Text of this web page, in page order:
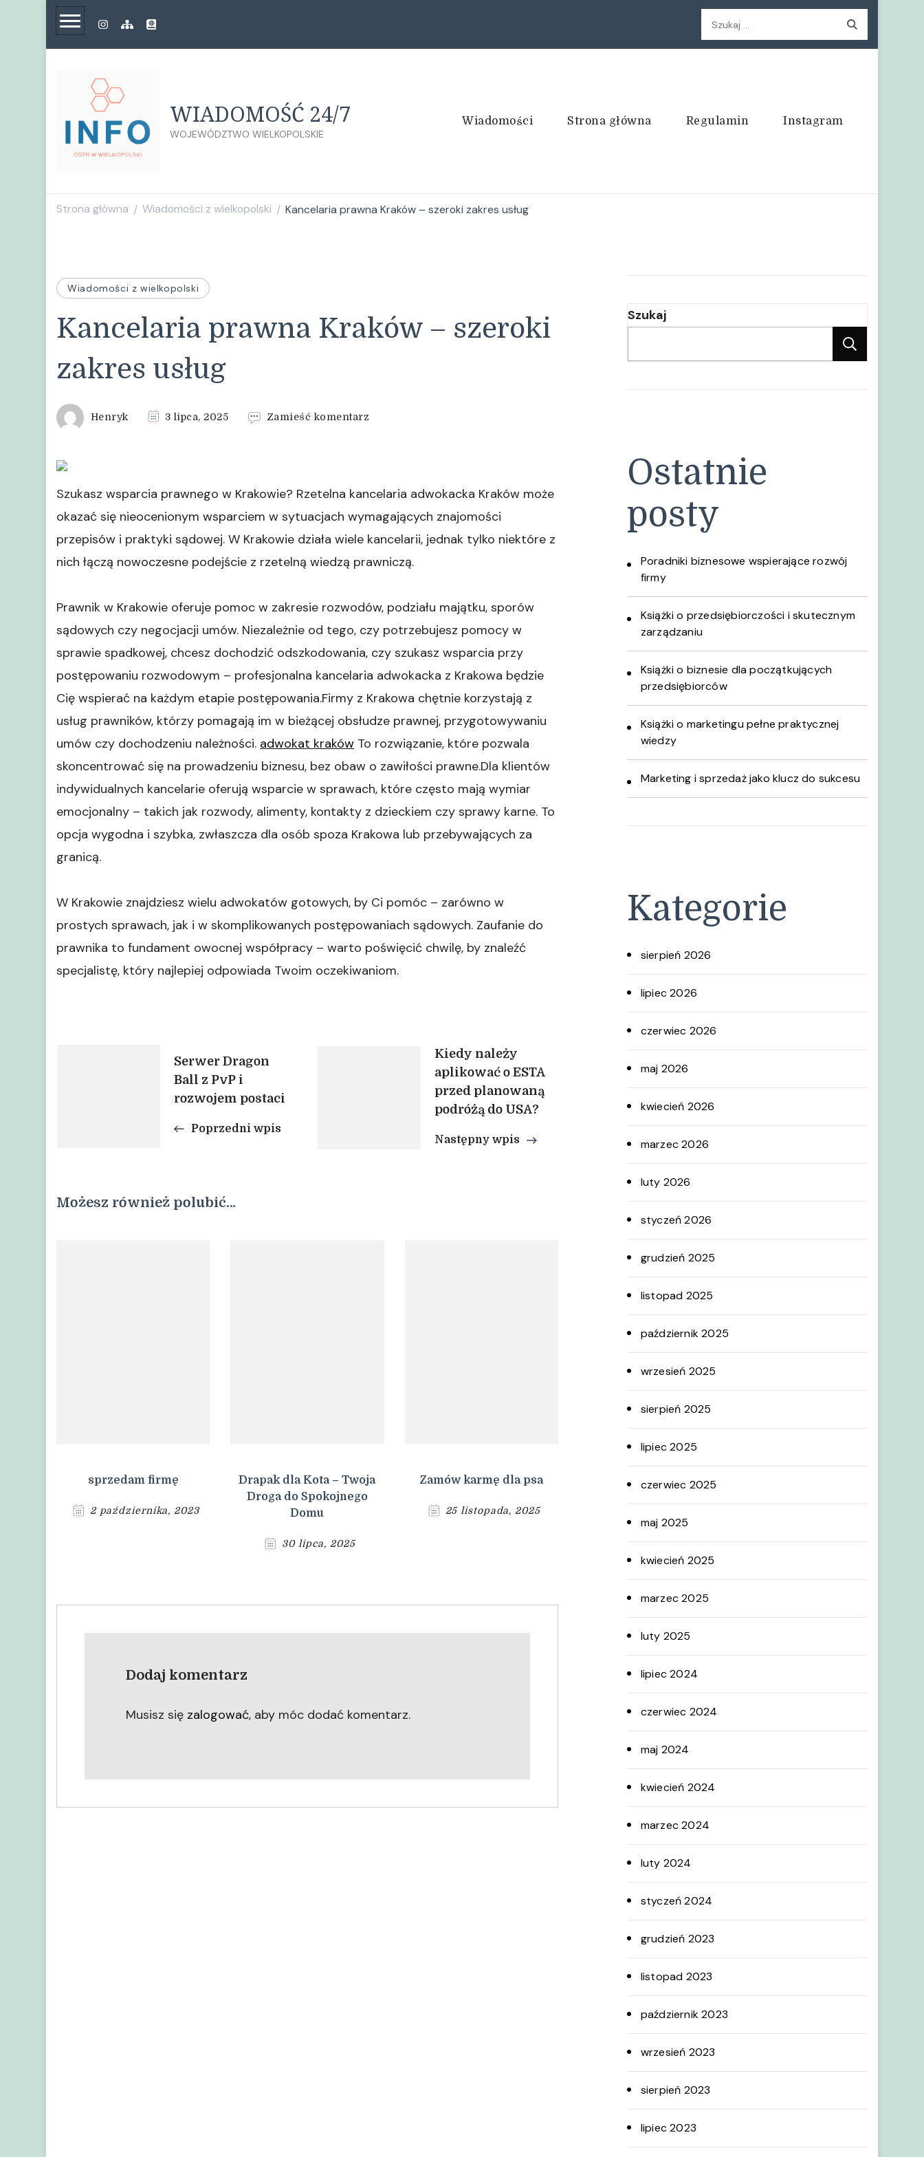
Szukaj:
WIADOMOŚĆ 24/7
WOJEWÓDZTWO WIELKOPOLSKIE
Wiadomości Strona główna Regulamin Instagram
Strona główna / Wiadomości z wielkopolski / Kancelaria prawna Kraków – szeroki zakres usług
Wiadomości z wielkopolski
Kancelaria prawna Kraków – szeroki
zakres usług
Henryk 3 lipca, 2025 Zamieść komentarz
zakres
Szukasz wsparcia prawnego w Krakowie? Rzetelna kancelaria adwokacka Kraków może
okazać się nieocenionym wsparciem w sytuacjach wymagających znajomości
przepisów i praktyki sądowej. W Krakowie działa wiele kancelarii, jednak tylko niektóre z
nich łączą nowoczesne podejście z rzetelną wiedzą prawniczą.
Prawnik w Krakowie oferuje pomoc w zakresie rozwodów, podziału majątku, sporów
sądowych czy negocjacji umów. Niezależnie od tego, czy potrzebujesz pomocy w
sprawie spadkowej, chcesz dochodzić odszkodowania, czy szukasz wsparcia przy
postępowaniu rozwodowym – profesjonalna kancelaria adwokacka z Krakowa będzie
Cię wspierać na każdym etapie postępowania.Firmy z Krakowa chętnie korzystają z
usług prawników, którzy pomagają im w bieżącej obsłudze prawnej, przygotowywaniu
umów czy dochodzeniu należności. adwokat kraków To rozwiązanie, które pozwala
skoncentrować się na prowadzeniu biznesu, bez obaw o zawiłości prawne.Dla klientów
indywidualnych kancelarie oferują wsparcie w sprawach, które często mają wymiar
emocjonalny – takich jak rozwody, alimenty, kontakty z dzieckiem czy sprawy karne. To
opcja wygodna i szybka, zwłaszcza dla osób spoza Krakowa lub przebywających za
granicą.
W Krakowie znajdziesz wielu adwokatów gotowych, by Ci pomóc – zarówno w
prostych sprawach, jak i w skomplikowanych postępowaniach sądowych. Zaufanie do
prawnika to fundament owocnej współpracy – warto poświęcić chwilę, by znaleźć
specjalistę, który najlepiej odpowiada Twoim oczekiwaniom.
Nawigacja
Serwer Dragon
Ball z PvP i
rozwojem postaci
Poprzedni wpis
Kiedy należy
aplikować o ESTA
przed planowaną
podróżą do USA?
Następny wpis
Możesz również polubić…
sprzedam firmę
2 października, 2023
Drapak dla Kota – Twoja
Droga do Spokojnego
Domu
30 lipca, 2025
Zamów karmę dla psa
25 listopada, 2025
Dodaj komentarz
Musisz się zalogować, aby móc dodać komentarz.
Szukaj
Ostatnie
posty
Poradniki biznesowe wspierające rozwój
firmy
Książki o przedsiębiorczości i skutecznym
zarządzaniu
Książki o biznesie dla początkujących
przedsiębiorców
Książki o marketingu pełne praktycznej
wiedzy
Marketing i sprzedaż jako klucz do sukcesu
Kategorie
sierpień 2026
lipiec 2026
czerwiec 2026
maj 2026
kwiecień 2026
marzec 2026
luty 2026
styczeń 2026
grudzień 2025
listopad 2025
październik 2025
wrzesień 2025
sierpień 2025
lipiec 2025
czerwiec 2025
maj 2025
kwiecień 2025
marzec 2025
luty 2025
lipiec 2024
czerwiec 2024
maj 2024
kwiecień 2024
marzec 2024
luty 2024
styczeń 2024
grudzień 2023
listopad 2023
październik 2023
wrzesień 2023
sierpień 2023
lipiec 2023